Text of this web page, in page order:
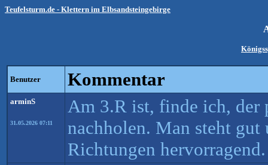
Teufelsturm.de - Klettern im Elbsandsteingebirge
Benutzer Kommentar
arminS
31.05.2026 07:11
Am 3.R ist, finde ich, der
nachholen. Man steht gut
Richtungen hervorragend.